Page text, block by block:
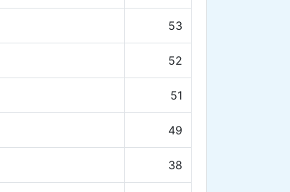
53
52
51
49
38